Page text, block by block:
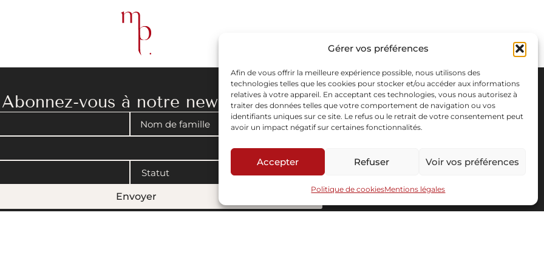
Gérer vos préférences
Afin de vous offrir la meilleure expérience possible, nous utilisons des
technologies telles que les cookies pour stocker et/ou accéder aux informations
relatives à votre appareil. En acceptant ces technologies, vous nous autorisez à
traiter des données telles que votre comportement de navigation ou vos
identifiants uniques sur ce site. Le refus ou le retrait de votre consentement peut
avoir un impact négatif sur certaines fonctionnalités.
Accepter Refuser Voir vos préférences
Politique de cookiesMentions légales
Abonnez-vous à notre newsletter
Envoyer